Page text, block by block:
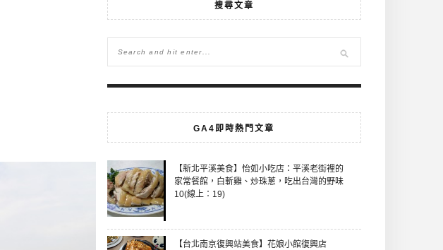
搜尋文章
GA4即時熱門文章
【新北平溪美食】怡如小吃店：平溪老街裡的
家常餐館，白斬雞、炒珠蔥，吃出台灣的野味
10(線上：19)
【台北南京復興站美食】花娘小館復興店